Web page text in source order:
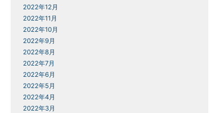
2022年12月
2022年11月
2022年10月
2022年9月
2022年8月
2022年7月
2022年6月
2022年5月
2022年4月
2022年3月